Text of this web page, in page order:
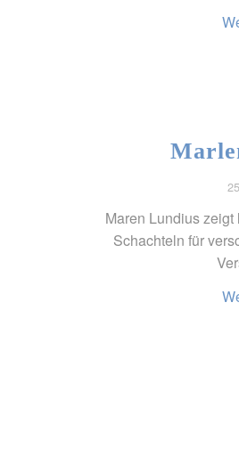
Maren Lundius
Schachteln für